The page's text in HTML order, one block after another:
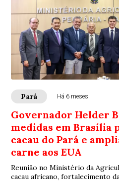
Pará Há 6 meses
Governador Helder
medidas em Brasília
cacau do Pará e
carne aos EUA
Reunião no Ministério da
cacau africano, fortalecimento